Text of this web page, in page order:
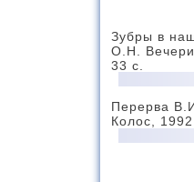
Зубры в
О.Н.
33 с.
Перерва
Колос,